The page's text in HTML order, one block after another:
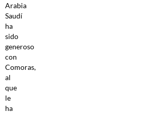
Arabia
Saudí
ha
sido
generoso
con
Comoras,
al
que
le
ha